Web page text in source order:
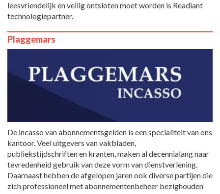
leesvriendelijk en veilig ontsloten moet worden is Readiant
technologiepartner.
Plaggemars
De incasso van abonnementsgelden is een specialiteit van ons
kantoor. Veel uitgevers van vakbladen,
publiekstijdschriften en kranten, maken al decennialang naar
tevredenheid gebruik van deze vorm van dienstverlening.
Daarnaast hebben de afgelopen jaren ook diverse partijen die
zich professioneel met abonnementenbeheer bezighouden